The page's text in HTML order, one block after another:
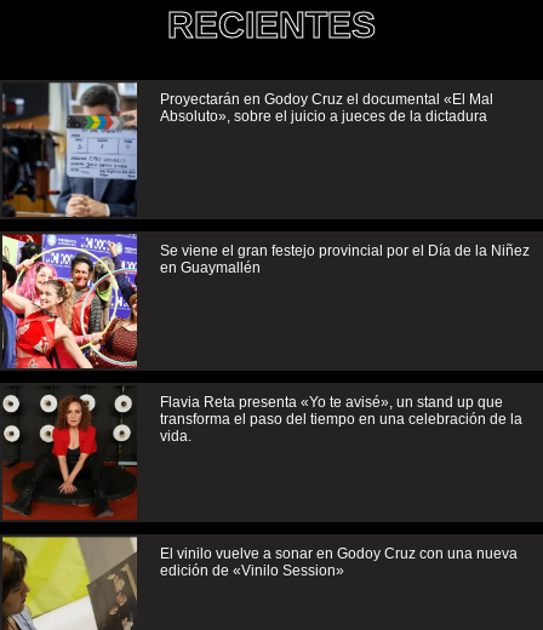
RECIENTES
Proyectarán en Godoy Cruz el documental «El Mal
Absoluto», sobre el juicio a jueces de la dictadura
Se viene el gran festejo provincial por el Día de la Niñez
en Guaymallén
Flavia Reta presenta «Yo te avisé», un stand up que
transforma el paso del tiempo en una celebración de la
vida.
El vinilo vuelve a sonar en Godoy Cruz con una nueva
edición de «Vinilo Session»